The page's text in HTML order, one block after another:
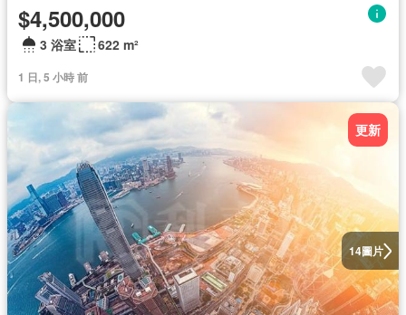
$4,500,000
3 浴室 622 m²
1 日, 5 小時 前
14圖片
更新